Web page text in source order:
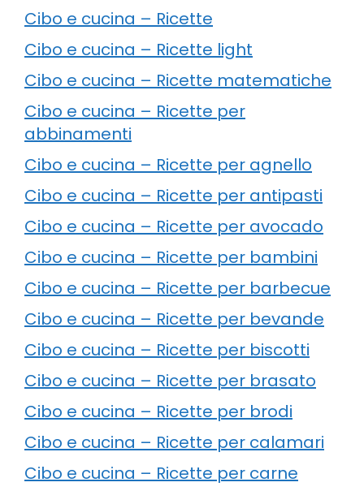
Cibo e cucina – Ricette
Cibo e cucina – Ricette light
Cibo e cucina – Ricette matematiche
Cibo e cucina – Ricette per
abbinamenti
Cibo e cucina – Ricette per agnello
Cibo e cucina – Ricette per antipasti
Cibo e cucina – Ricette per avocado
Cibo e cucina – Ricette per bambini
Cibo e cucina – Ricette per barbecue
Cibo e cucina – Ricette per bevande
Cibo e cucina – Ricette per biscotti
Cibo e cucina – Ricette per brasato
Cibo e cucina – Ricette per brodi
Cibo e cucina – Ricette per calamari
Cibo e cucina – Ricette per carne